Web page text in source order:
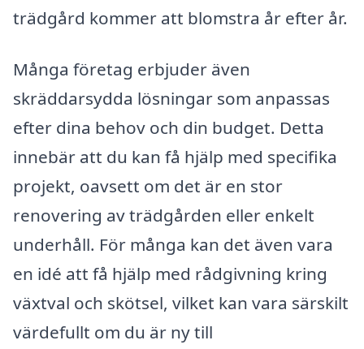
trädgård kommer att blomstra år efter år.
Många företag erbjuder även
skräddarsydda lösningar som anpassas
efter dina behov och din budget. Detta
innebär att du kan få hjälp med specifika
projekt, oavsett om det är en stor
renovering av trädgården eller enkelt
underhåll. För många kan det även vara
en idé att få hjälp med rådgivning kring
växtval och skötsel, vilket kan vara särskilt
värdefullt om du är ny till